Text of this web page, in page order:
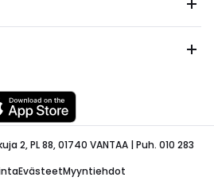
2, PL 88, 01740 VANTAA | Puh. 010 283
EvästeetMyyntiehdot